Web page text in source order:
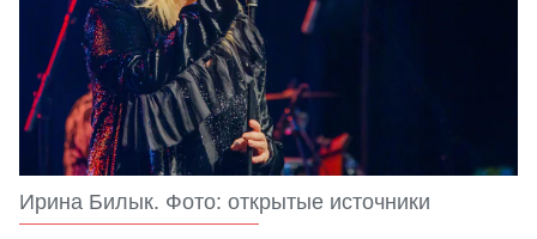
Ирина Билык. Фото: открытые источники